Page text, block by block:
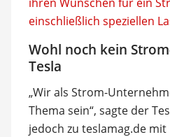
einschließlich speziellen
Wohl noch kein
Tesla
„Wir als Strom-
Thema sein“, sagte der
jedoch zu teslamag.de